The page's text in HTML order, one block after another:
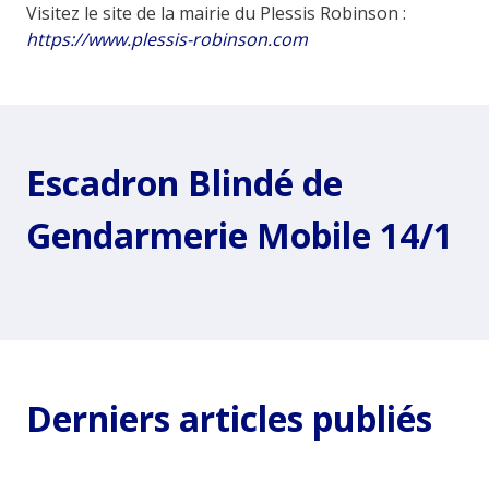
Visitez le site de la mairie du Plessis Robinson :
https://www.plessis-robinson.com
Escadron Blindé de
Gendarmerie Mobile 14/1
Derniers articles publiés